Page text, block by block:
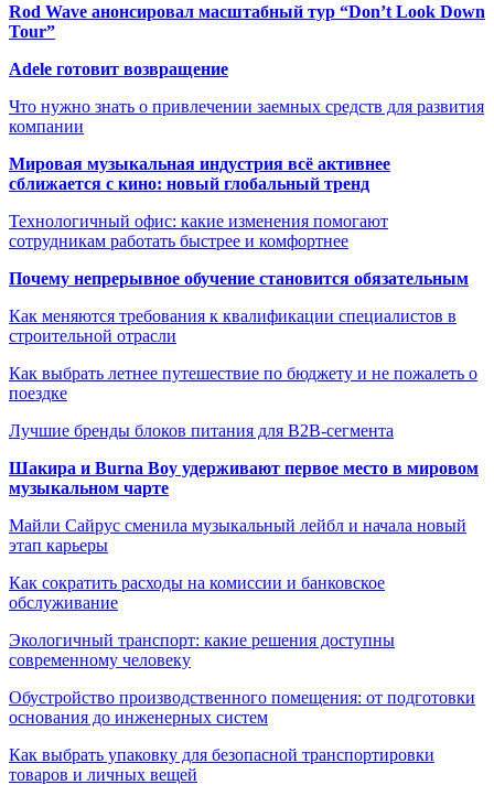
Rod Wave анонсировал масштабный тур “Don’t Look Down
Tour”
Adele готовит возвращение
Что нужно знать о привлечении заемных средств для развития
компании
Мировая музыкальная индустрия всё активнее
сближается с кино: новый глобальный тренд
Технологичный офис: какие изменения помогают
сотрудникам работать быстрее и комфортнее
Почему непрерывное обучение становится обязательным
Как меняются требования к квалификации специалистов в
строительной отрасли
Как выбрать летнее путешествие по бюджету и не пожалеть о
поездке
Лучшие бренды блоков питания для B2B-сегмента
Шакира и Burna Boy удерживают первое место в мировом
музыкальном чарте
Майли Сайрус сменила музыкальный лейбл и начала новый
этап карьеры
Как сократить расходы на комиссии и банковское
обслуживание
Экологичный транспорт: какие решения доступны
современному человеку
Обустройство производственного помещения: от подготовки
основания до инженерных систем
Как выбрать упаковку для безопасной транспортировки
товаров и личных вещей